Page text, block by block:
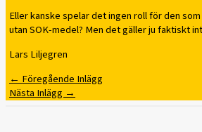
Eller kanske spelar det ingen roll för den
utan SOK-medel? Men det gäller ju faktiskt
Lars Liljegren
← Föregående Inlägg
Nästa Inlägg →